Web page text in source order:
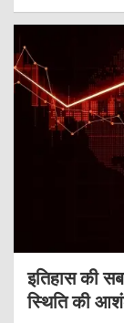
इतिहास की
स्थिति की